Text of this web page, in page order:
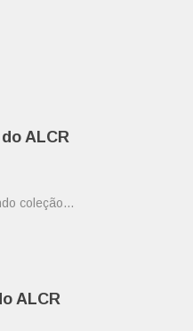
ALCR
coleção...
ALCR